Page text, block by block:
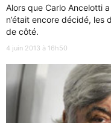
Alors que Carlo Ancelotti
n’était encore décidé, les
de côté.
4 juin 2013 à 16h50